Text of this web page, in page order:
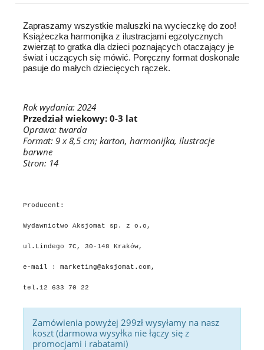
Zapraszamy wszystkie maluszki na wycieczkę do zoo!
Książeczka harmonijka z ilustracjami egzotycznych
zwierząt to gratka dla dzieci poznających otaczający je
świat i uczących się mówić. Poręczny format doskonale
pasuje do małych dziecięcych rączek.
Rok wydania: 2024
Przedział wiekowy: 0-3 lat
Oprawa: twarda
Format: 9 x 8,5 cm; karton, harmonijka, ilustracje
barwne
Stron: 14
Producent:
Wydawnictwo Aksjomat sp. z o.o,
ul.Lindego 7C, 30-148 Kraków,
e-mail : marketing@aksjomat.com,
tel.12 633 70 22
Zamówienia powyżej 299zł wysyłamy na nasz
koszt (darmowa wysyłka nie łączy się z
promocjami i rabatami)